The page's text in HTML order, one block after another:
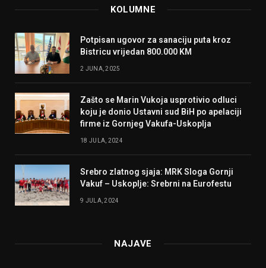
KOLUMNE
Potpisan ugovor za sanaciju puta kroz
Bistricu vrijedan 800.000 KM
2 JUNA, 2025
Zašto se Marin Vukoja usprotivio odluci
koju je donio Ustavni sud BiH po apelaciji
firme iz Gornjeg Vakufa-Uskoplja
18 JULA, 2024
Srebro zlatnog sjaja: MRK Sloga Gornji
Vakuf – Uskoplje: Srebrni na Eurofestu
9 JULA, 2024
NAJAVE